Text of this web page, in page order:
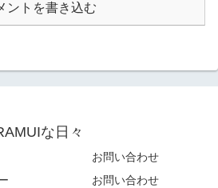
ントを書き込む
な日々
お問い合わせ
お問い合わせ